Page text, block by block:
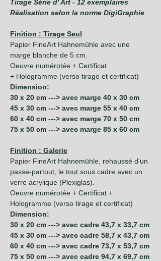
Tirage Série d' Art - 12 exemplaires
Réalisation selon la norme DigiGraphie
Finition : Tirage Seul
Papier FineArt Hahnemühle avec une
marge blanche de 5 cm.
Oeuvre numérotée + Certificat
+ Hologramme (verso tirage et certificat)
Dimension:
30 x 20 cm ---> avec marge 40 x 30 cm
45 x 30 cm ---> avec marge 55 x 40 cm
60 x 40 cm ---> avec marge 70 x 50 cm
75 x 50 cm ---> avec marge 85 x 60 cm
Finition : Galerie
Papier FineArt Hahnemühle, rehaussé d'un
passe-partout, le tout sous cadre avec un
verre acrylique (Plexiglas).
Oeuvre numérotée + Certificat +
Hologramme (verso tirage et certificat)
Dimension:
30 x 20 cm ---> avec cadre 43,7 x 33,7 cm
45 x 30 cm ---> avec cadre 58,7 x 43,7 cm
60 x 40 cm ---> avec cadre 73,7 x 53,7 cm
75 x 50 cm ---> avec cadre 94,7 x 69,7 cm